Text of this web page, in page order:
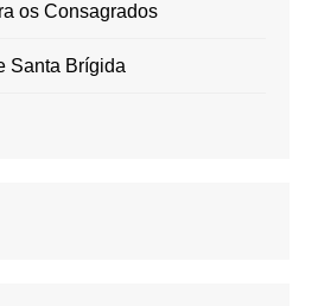
os Consagrados
Santa Brígida